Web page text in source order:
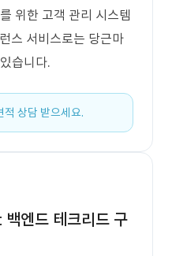
위한 고객 관리 시스템
스 서비스로는 당근마
습니다.
적 상담 받으세요.
엔드 테크리드 구